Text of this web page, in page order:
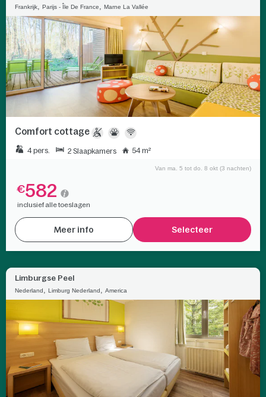
Frankrijk, Parijs - Île De France, Marne La Vallée
Comfort cottage
4 pers. 2 Slaapkamers 54 m²
Van ma. 5 tot do. 8 okt (3 nachten)
€582
inclusief alle toeslagen
Meer info Selecteer
Limburgse Peel
Nederland, Limburg Nederland, America